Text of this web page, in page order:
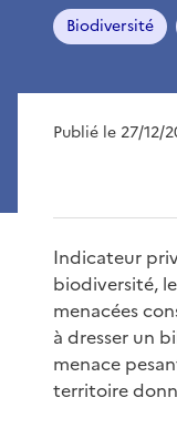
Biodiversité
Publié le 27/12/
Indicateur
biodiversité,
menacées
à dresser un
menace
territoire